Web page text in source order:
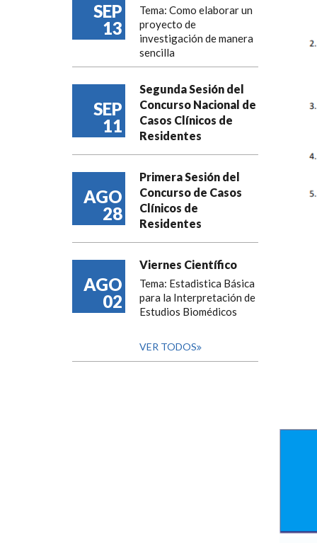
SEP
13
Tema: Como elaborar un
proyecto de
investigación de manera
sencilla
SEP
11
Segunda Sesión del
Concurso Nacional de
Casos Clínicos de
Residentes
AGO
28
Primera Sesión del
Concurso de Casos
Clínicos de
Residentes
AGO
02
Viernes Científico
Tema: Estadistica Básica
para la Interpretación de
Estudios Biomédicos
VER TODOS